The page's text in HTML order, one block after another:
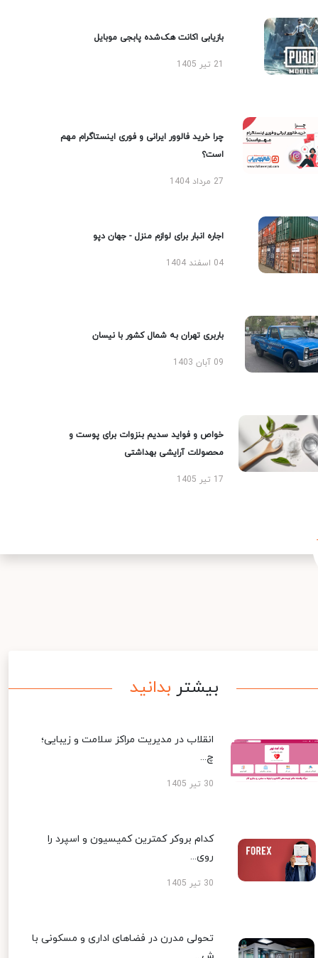
بازیابی اکانت هک‌شده پابجی موبایل
چرا خرید فالوور ایرانی و فوری اینستاگرام مهم
است؟
27 مرداد 1404
اجاره انبار برای لوازم منزل - جهان دپو
04 اسفند 1404
باربری تهران به شمال کشور با نیسان
09 آبان 1403
خواص و فواید سدیم بنزوات برای پوست و
محصولات آرایشی بهداشتی
17 تیر 1405
بیشتر بدانید
انقلاب در مدیریت مراکز سلامت و زیبایی؛
چ...
30 تیر 1405
کدام بروکر کمترین کمیسیون و اسپرد را
روی...
30 تیر 1405
تحولی مدرن در فضاهای اداری و مسکونی با